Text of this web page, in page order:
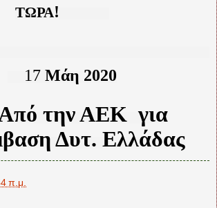
ΤΩΡΑ!
17 Μάη 2020
την ΑΕΚ για
Δυτ. Ελλάδας
π.μ.